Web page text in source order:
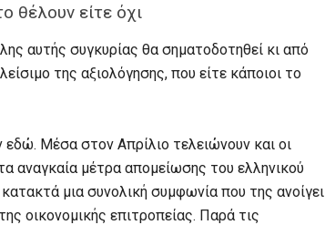
θέλουν είτε όχι
αυτής συγκυρίας θα σηματοδοτηθεί κι από
της αξιολόγησης, που είτε κάποιοι το
Μέσα στον Απρίλιο τελειώνουν και οι
αναγκαία μέτρα απομείωσης του ελληνικού
μια συνολική συμφωνία που της ανοίγει
οικονομικής επιτροπείας. Παρά τις